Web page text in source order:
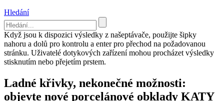
Hledání
Když jsou k dispozici výsledky z našeptávače, použijte šipky
nahoru a dolů pro kontrolu a enter pro přechod na požadovanou
stránku. Uživatelé dotykových zařízení mohou procházet výsledky
stisknutím nebo přejetím prstem.
Ladné křivky, nekonečné možnosti:
objevte nové porcelánové obklady KATY